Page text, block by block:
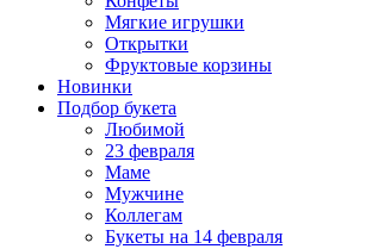
Мягкие игрушки
Открытки
Фруктовые корзины
Новинки
Подбор букета
Любимой
23 февраля
Маме
Мужчине
Коллегам
Букеты на 14 февраля